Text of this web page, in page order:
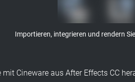
Importieren, integrieren und rendern
mit Cineware aus After Effects CC